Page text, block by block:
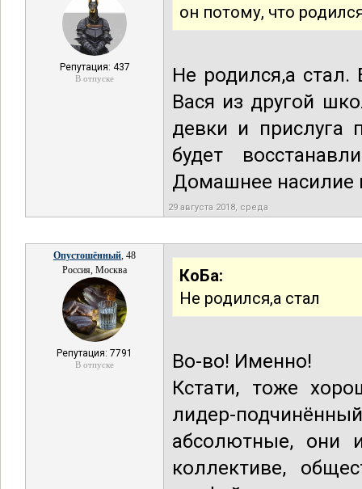
Репутация: 437
В отпуске
он потому, что
Не родился,а
Вася из другой
девки и прислуга
будет
Домашнее насилие
29 августа 2018, среда
Опустошённый, 48
Россия, Москва
Репутация: 7791
В отпуске
КоБа:
Не родился,а стал
Во-во! Именно!
Кстати, тоже
лидер-
абсолютные, они
коллективе,